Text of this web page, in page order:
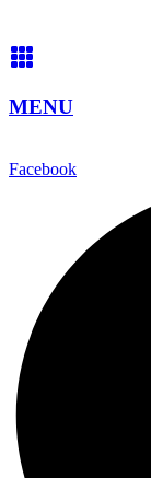
MENU
Facebook